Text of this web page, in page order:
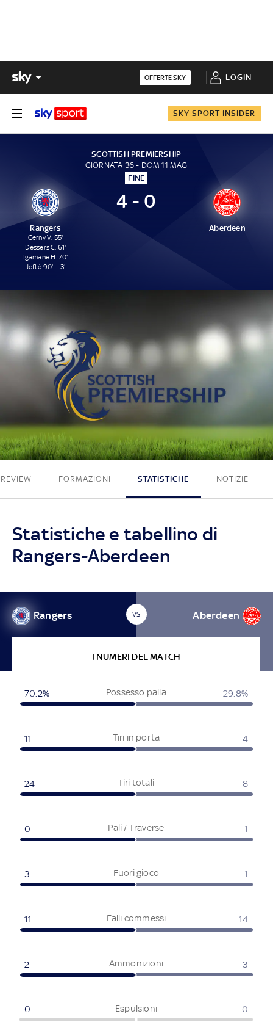
OFFERTE SKY LOGIN
SKY SPORT INSIDER
SCOTTISH PREMIERSHIP
GIORNATA 36 - DOM 11 MAG
FINE
Rangers
Cerny V. 55'
Dessers C. 61'
Igamane H. 70'
Jefté 90' + 3'
4 - 0
Aberdeen
4 - 0
FORMAZIONI STATISTICHE NOTIZIE
Statistiche e tabellino di
Rangers-Aberdeen
Rangers VS Aberdeen
I NUMERI DEL MATCH
Possesso palla
70.2% 29.8%
Tiri in porta
11 4
Tiri totali
24 8
Pali / Traverse
0 1
Fuori gioco
3 1
Falli commessi
11 14
Ammonizioni
2 3
Espulsioni
0 0